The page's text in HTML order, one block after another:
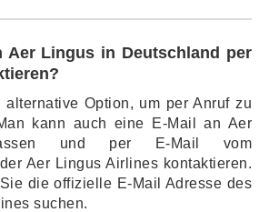
Aer Lingus in Deutschland per
alternative Option, um per Anruf zu
kann auch eine E-Mail an Aer
und per E-Mail vom
Aer Lingus Airlines kontaktieren.
die offizielle E-Mail Adresse des
suchen.